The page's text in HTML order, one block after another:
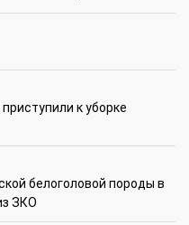
к уборке
белоголовой породы в
ЗКО